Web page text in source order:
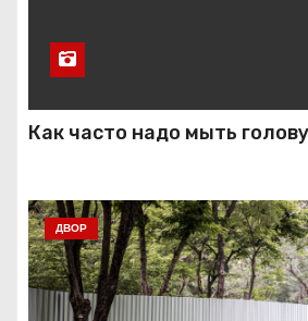
Как часто надо мыть голову
ДВОР